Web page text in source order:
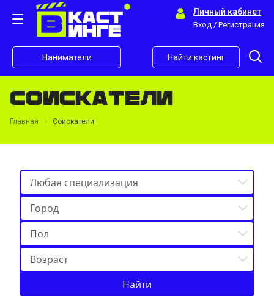
Личный кабинет
Вход / Регистрация
Наниматели Найти кастинг
Соискатели
Главная Соискатели
Найти